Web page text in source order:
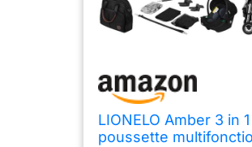
LIONELO Amber 3 in 1
poussette